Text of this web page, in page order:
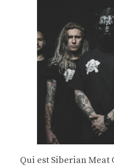
Qui est Siberian Meat